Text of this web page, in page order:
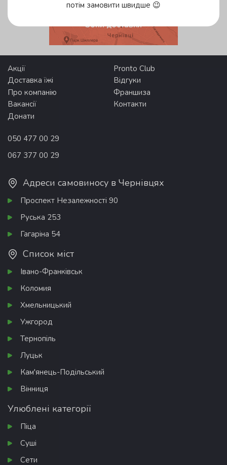
Зони доставки
Акції
Pronto Club
Доставка їжі
Відгуки
Про компанію
Франшиза
Вакансії
Контакти
Донати
050 477 00 29
067 377 00 29
Адреси самовиносу в Чернівцях
Проспект Незалежності 90
Руська 253
Гагаріна 54
Список міст
Івано-Франківськ
Коломия
Хмельницький
Ужгород
Тернопіль
Луцьк
Кам'янець-Подільський
Вінниця
Улюблені категорії
Піца
Суші
Сети
потім замовити швидше 😉